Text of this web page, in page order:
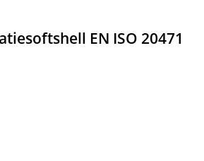
EN ISO 20471